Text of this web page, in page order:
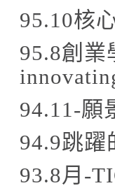
95.10核
95.8創業
94.11-願
94.9跳躍
93.8月 -